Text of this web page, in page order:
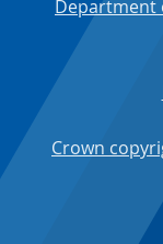
Department
Crown